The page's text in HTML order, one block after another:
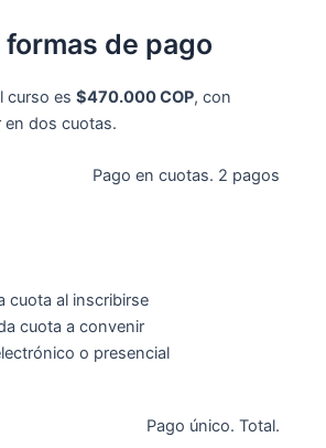
de pago
curso es $470.000 COP, con
dos cuotas.
Pago en cuotas. 2 pagos
cuota al inscribirse
cuota a convenir
o presencial
Pago único. Total.